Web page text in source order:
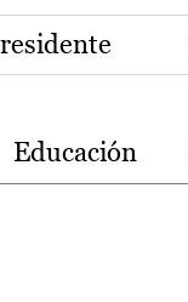
Educación